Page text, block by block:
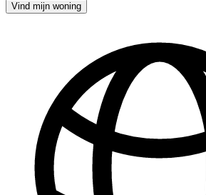
Vind mijn woning